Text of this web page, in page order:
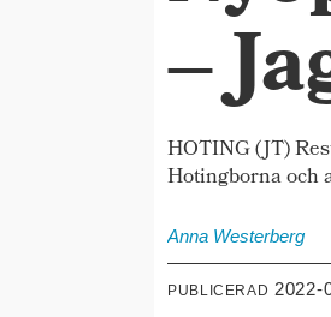
–
HOTING (JT)
Hotingborna och
Anna Westerberg
PUBLICERAD